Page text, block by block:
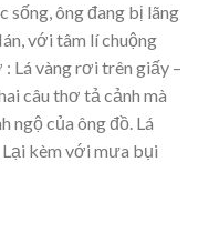
sống, ông đang bị lãng
với tâm lí chuộng
Lá vàng rơi trên giấy –
câu thơ tả cảnh mà
ngộ của ông đồ. Lá
kèm với mưa bụi